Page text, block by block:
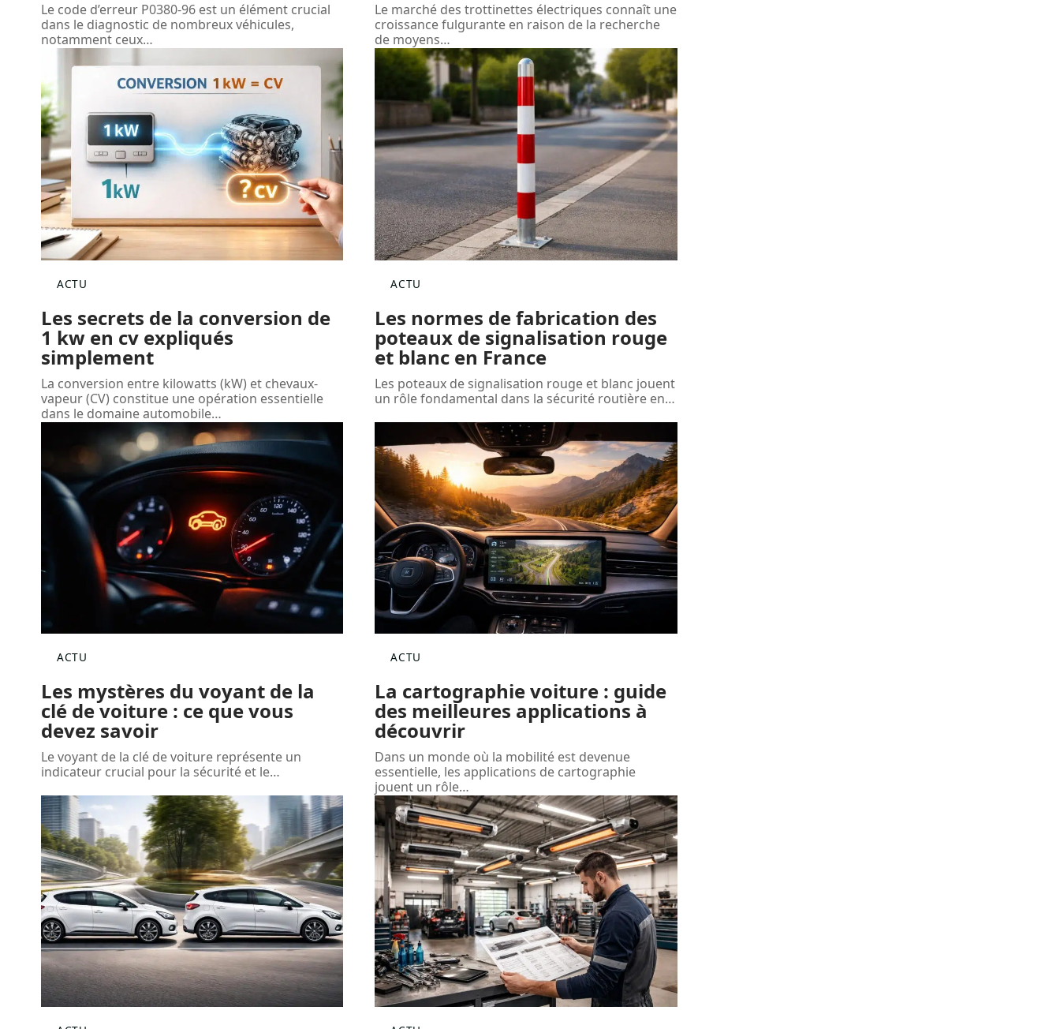
Le code d’erreur P0380-96 est un élément crucial
dans le diagnostic de nombreux véhicules,
notamment ceux…
Le marché des trottinettes électriques connaît une
croissance fulgurante en raison de la recherche
de moyens…
ACTU
Les secrets de la conversion de
1 kw en cv expliqués
simplement
La conversion entre kilowatts (kW) et chevaux-
vapeur (CV) constitue une opération essentielle
dans le domaine automobile…
ACTU
Les normes de fabrication des
poteaux de signalisation rouge
et blanc en France
Les poteaux de signalisation rouge et blanc jouent
un rôle fondamental dans la sécurité routière en…
ACTU
Les mystères du voyant de la
clé de voiture : ce que vous
devez savoir
Le voyant de la clé de voiture représente un
indicateur crucial pour la sécurité et le…
ACTU
La cartographie voiture : guide
des meilleures applications à
découvrir
Dans un monde où la mobilité est devenue
essentielle, les applications de cartographie
jouent un rôle…